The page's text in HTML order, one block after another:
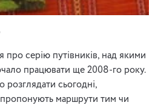
про серію путівників, над якими
працювати ще 2008-го року.
сьогодні,
маршрути тим чи